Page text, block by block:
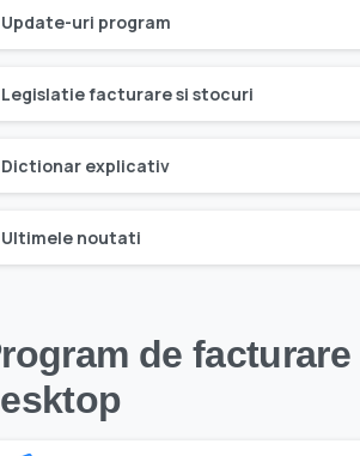
Update-uri program
Legislatie facturare si stocuri
Dictionar explicativ
Ultimele noutati
de facturare